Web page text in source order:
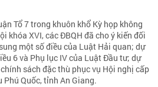
Tổ 7 trong khuôn khổ Kỳ họp không
khóa XVI, các ĐBQH đã cho ý kiến đối
một số điều của Luật Hải quan; dự
6 và Phụ lục IV của Luật Đầu tư; dự
sách đặc thù phục vụ Hội nghị cấp
Phú Quốc, tỉnh An Giang.